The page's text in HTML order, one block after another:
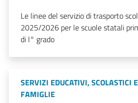
Le linee del servizio di trasporto
2025/2026 per le scuole statali
di I° grado
SERVIZI EDUCATIVI, SCOLASTICI
FAMIGLIE